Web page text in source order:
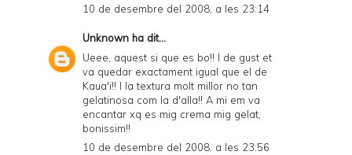
10 de desembre del 2008, a les 23:14
Unknown ha dit...
Ueee, aquest si que es bo!! I de gust et
va quedar exactament igual que el de
Kaua'i!! I la textura molt millor no tan
gelatinosa com la d'alla!! A mi em va
encantar xq es mig crema mig gelat,
bonissim!!
10 de desembre del 2008, a les 23:56